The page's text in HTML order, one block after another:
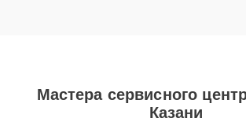
Мастера сервисного
Казани